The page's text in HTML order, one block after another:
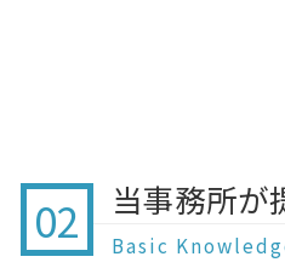
02 当事務所が
Basic